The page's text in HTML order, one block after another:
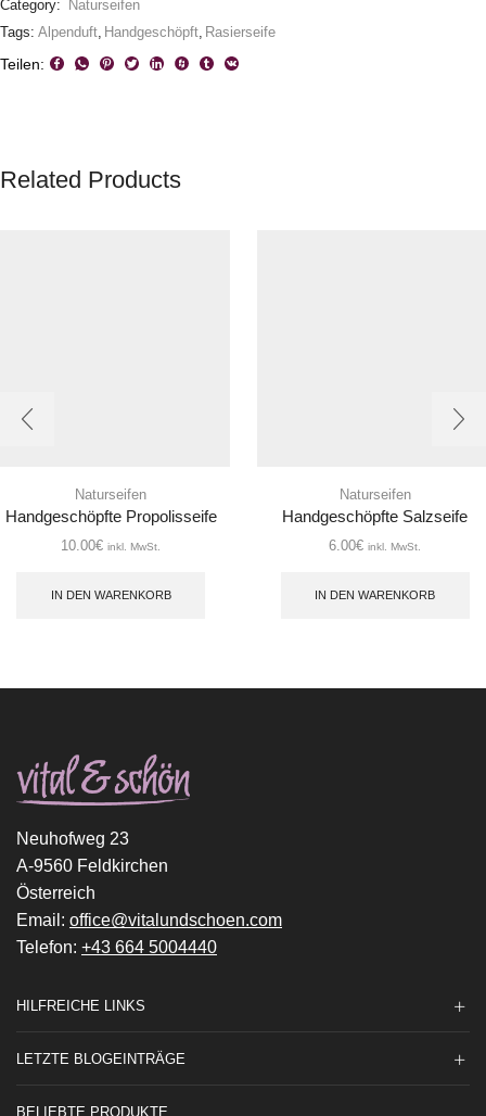
Category: Naturseifen
Tags: Alpenduft Handgeschöpft Rasierseife
Teilen:
Related Products
Naturseifen
Handgeschöpfte Propolisseife
10.00€ inkl. MwSt.
IN DEN WARENKORB
Naturseifen
Handgeschöpfte Salzseife
6.00€ inkl. MwSt.
IN DEN WARENKORB
Neuhofweg 23
A-9560 Feldkirchen
Österreich
Email: office@vitalundschoen.com
Telefon: +43 664 5004440
HILFREICHE LINKS
LETZTE BLOGEINTRÄGE
BELIEBTE PRODUKTE